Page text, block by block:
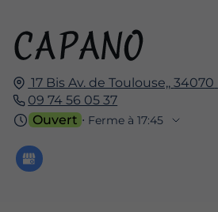
17 Bis Av. de Toulouse,, 34070
09 74 56 05 37
Ouvert ⋅ Ferme à 17:45